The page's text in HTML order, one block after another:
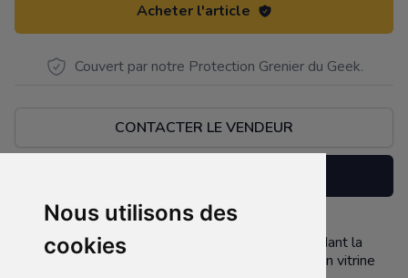
Nous utilisons des
cookies
Acheter l'article
Couvert par notre Protection Grenier du Geek.
CONTACTER LE VENDEUR
Description
Je ne dispose pas de la boîte d’emballage cependant la
statuette est en parfait état ayant était exposé en vitrine